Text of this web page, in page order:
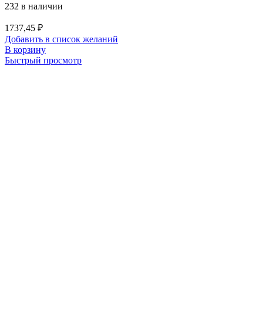
232 в наличии
1737,45 ₽
Добавить в список желаний
В корзину
Быстрый просмотр